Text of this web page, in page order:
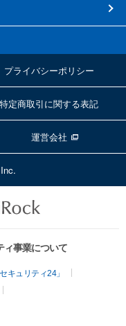
プライバシーポリシー
特定商取引に関する表記
運営会社
ィ事業について
キュリティ24」